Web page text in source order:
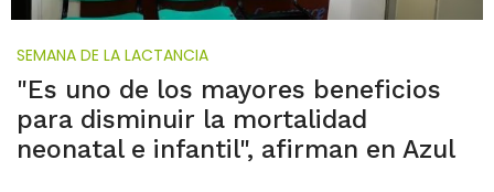
SEMANA DE LA LACTANCIA
"Es uno de los mayores beneficios
para disminuir la mortalidad
neonatal e infantil", afirman en Azul